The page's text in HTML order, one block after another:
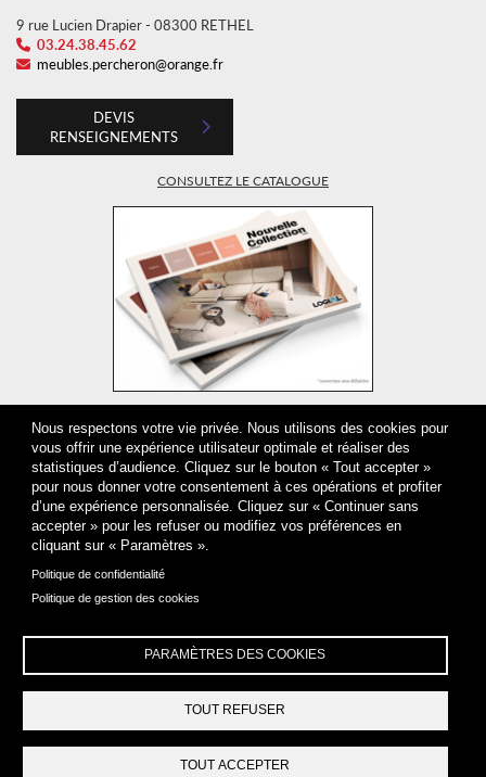
Nous respectons votre vie privée. Nous utilisons des cookies pour
vous offrir une expérience utilisateur optimale et réaliser des
statistiques d’audience. Cliquez sur le bouton « Tout accepter »
pour nous donner votre consentement à ces opérations et profiter
d’une expérience personnalisée. Cliquez sur « Continuer sans
accepter » pour les refuser ou modifiez vos préférences en
cliquant sur « Paramètres ».
Politique de confidentialité
Politique de gestion des cookies
PARAMÈTRES DES COOKIES
TOUT REFUSER
TOUT ACCEPTER
9 rue Lucien Drapier - 08300 RETHEL
03.24.38.45.62
meubles.percheron@orange.fr
DEVIS
RENSEIGNEMENTS
CONSULTEZ LE CATALOGUE
DÉCOUVRIR
HORAIRES D’OUVERTURE
lundi
Fermé
mardi
Congés 3 au 17 août
mercredi
Congés 3 au 17 août
jeudi
vendredi
Congés 3 au 17 août
samedi
Congés 3 au 17 août
GESTION DES COOKIES MENTIONS LÉGALES
POLITIQUE DE CONFIDENTIALITÉ